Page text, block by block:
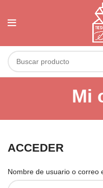
Mi
ACCEDER
Nombre de usuario o correo